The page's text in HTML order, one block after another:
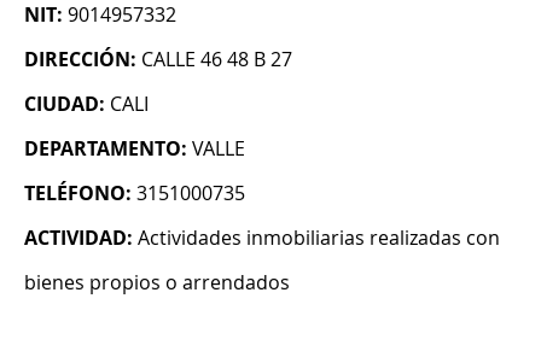
NIT: 9014957332
DIRECCIÓN: CALLE 46 48 B 27
CIUDAD: CALI
DEPARTAMENTO: VALLE
TELÉFONO: 3151000735
ACTIVIDAD: Actividades inmobiliarias realizadas con
bienes propios o arrendados